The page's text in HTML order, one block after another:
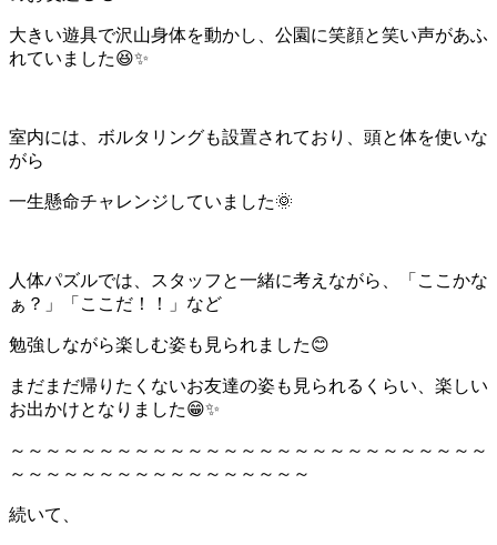
大きい遊具で沢山身体を動かし、公園に笑顔と笑い声があふ
れていました😆✨
室内には、ボルタリングも設置されており、頭と体を使いな
がら
一生懸命チャレンジしていました🌞
人体パズルでは、スタッフと一緒に考えながら、「ここかな
ぁ？」「ここだ！！」など
勉強しながら楽しむ姿も見られました😊
まだまだ帰りたくないお友達の姿も見られるくらい、楽しい
お出かけとなりました😁✨
～～～～～～～～～～～～～～～～～～～～～～～～～～～
～～～～～～～～～～～～～～～～～
続いて、